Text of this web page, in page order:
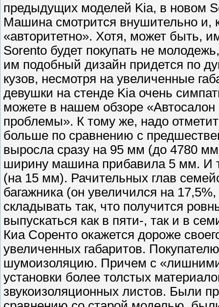
предыдущих моделей Kia, в новом
Машина смотрится внушительно и,
«авторитетно». Хотя, может быть,
Sorento будет покупать не
им подобный дизайн придется по
кузов, несмотря на увеличенные
девушки на стенде Kia очень
можете в нашем обзоре
проблемы». К тому же, надо
больше по сравнению с
выросла сразу на 95 мм (до 4780
ширину машина прибавила 5 мм. И
(на 15 мм). Рачительных глав
багажника (он увеличился на
складывать так, что получится
выпускаться как в пяти-, так и в
Киа Соренто окажется дороже
увеличенных габаритов.
шумоизоляцию. Причем с
установки более толстых
звукоизоляционных листов. Были